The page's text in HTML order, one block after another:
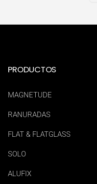
PRODUCTOS
MAGNETUDE
RANURADAS
FLAT & FLATGLASS
SOLO
ALUFIX